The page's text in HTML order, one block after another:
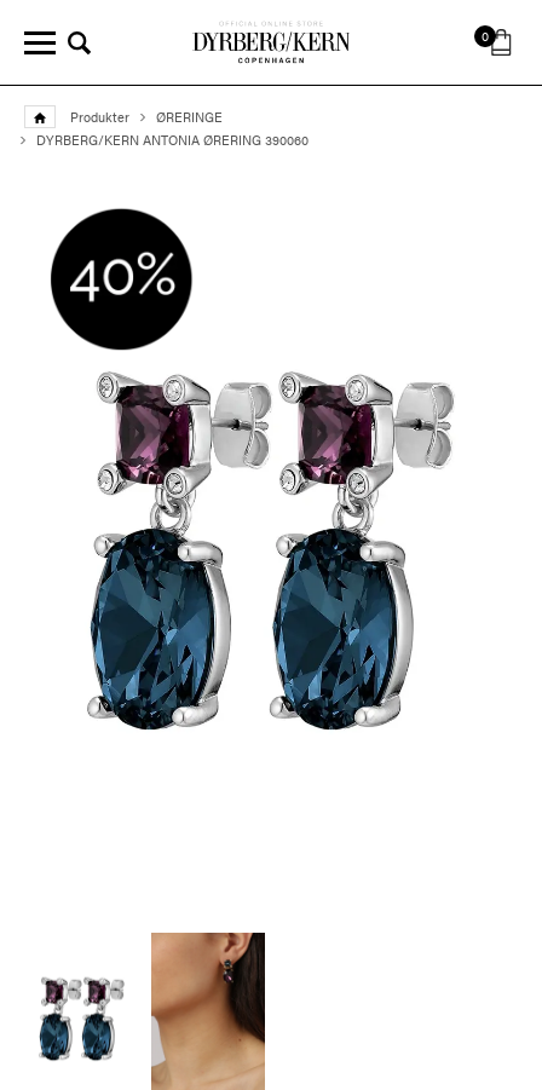
0
Produkter
ØRERINGE
DYRBERG/KERN ANTONIA ØRERING 390060